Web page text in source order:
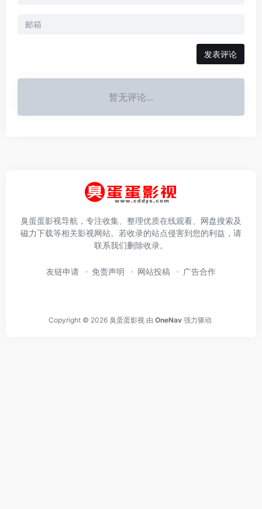
发表评论
暂无评论...
臭蛋蛋影视导航，专注收集、整理优质在线观看、网盘搜索及
磁力下载等相关影视网站。若收录的站点侵害到您的利益，请
联系我们删除收录。
友链申请 免责声明 网站投稿 广告合作
Copyright © 2026 臭蛋蛋影视 由 OneNav 强力驱动